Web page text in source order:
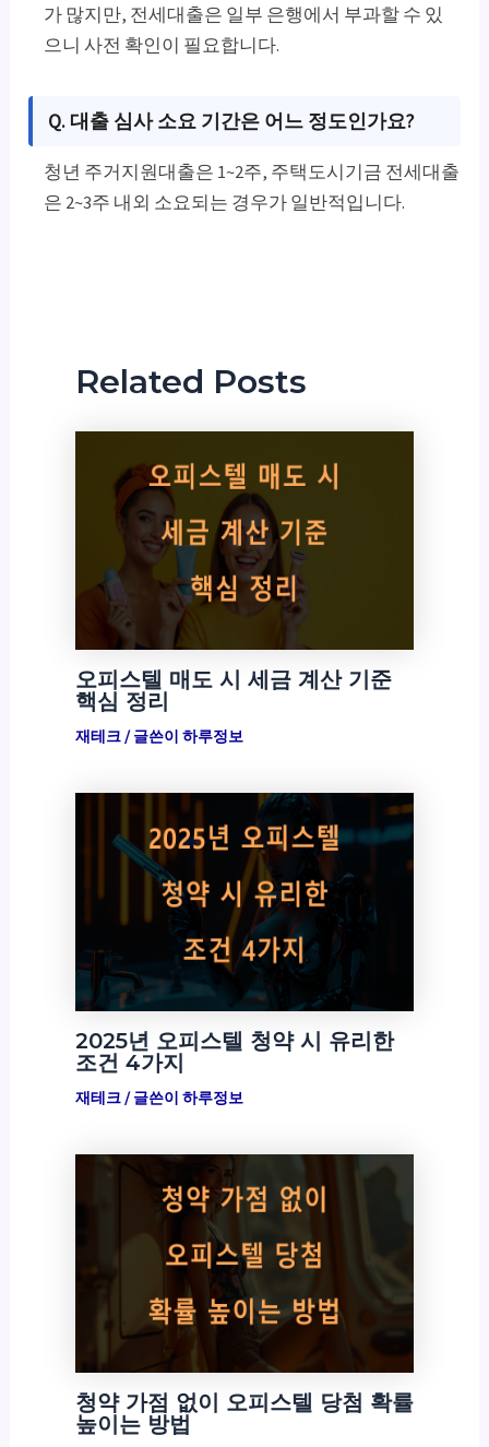
가 많지만, 전세대출은 일부 은행에서 부과할 수 있
으니 사전 확인이 필요합니다.
Q. 대출 심사 소요 기간은 어느 정도인가요?
청년 주거지원대출은 1~2주, 주택도시기금 전세대출
은 2~3주 내외 소요되는 경우가 일반적입니다.
Related Posts
오피스텔 매도 시 세금 계산 기준
핵심 정리
재테크/ 글쓴이 하루정보
2025년 오피스텔 청약 시 유리한
조건 4가지
재테크/ 글쓴이 하루정보
청약 가점 없이 오피스텔 당첨 확률
높이는 방법